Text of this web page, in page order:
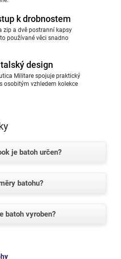
k drobnostem
zip a dvě postranní kapsy
používané věci snadno
design
Militare spojuje praktický
osobitým vzhledem kolekce
je batoh určen?
batohu?
batoh vyroben?